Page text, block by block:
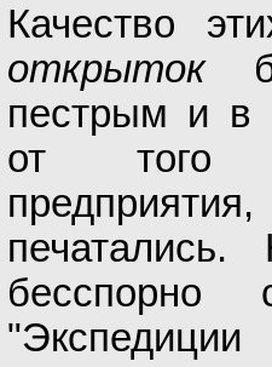
Качество
открыток
пестрым и в
от того
бесспорно